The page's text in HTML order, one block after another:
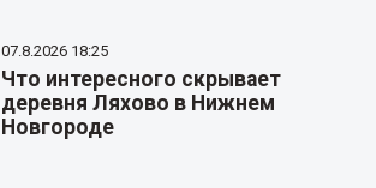
07.8.2026 18:25
Что интересного скрывает
деревня Ляхово в Нижнем
Новгороде